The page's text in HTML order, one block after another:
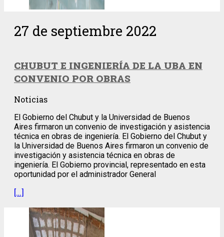
27 de septiembre 2022
CHUBUT E INGENIERÍA DE LA UBA EN
CONVENIO POR OBRAS
Noticias
El Gobierno del Chubut y la Universidad de Buenos
Aires firmaron un convenio de investigación y asistencia
técnica en obras de ingeniería. El Gobierno del Chubut y
la Universidad de Buenos Aires firmaron un convenio de
investigación y asistencia técnica en obras de
ingeniería. El Gobierno provincial, representado en esta
oportunidad por el administrador General
[…]